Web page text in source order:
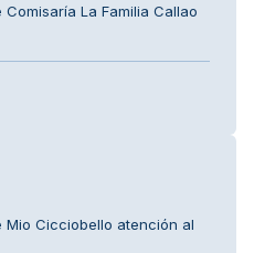
La Familia Callao
Cicciobello atención al